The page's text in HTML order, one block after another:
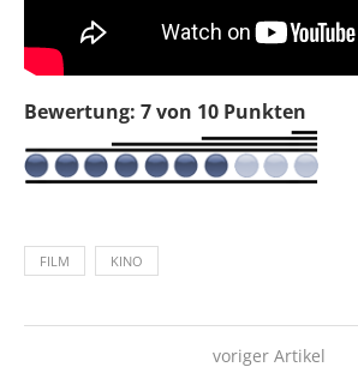
Bewertung: 7 von 10 Punkten
FILM KINO
voriger Artikel